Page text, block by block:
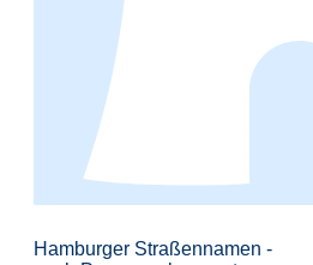
Hamburger Straßennamen -